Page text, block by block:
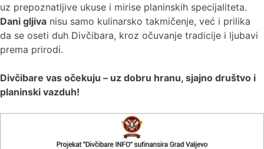
uz prepoznatljive ukuse i mirise planinskih specijaliteta.
Dani gljiva nisu samo kulinarsko takmičenje, već i prilika
da se oseti duh Divčibara, kroz očuvanje tradicije i ljubavi
prema prirodi.
Divčibare vas očekuju – uz dobru hranu, sjajno društvo i
planinski vazduh!